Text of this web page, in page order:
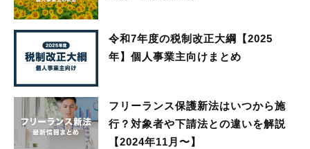
令和7年度の税制改正大綱【2025
年】個人事業主向けまとめ
フリーランス保護新法はいつから施
行？対象者や下請法との違いを解説
【2024年11月〜】